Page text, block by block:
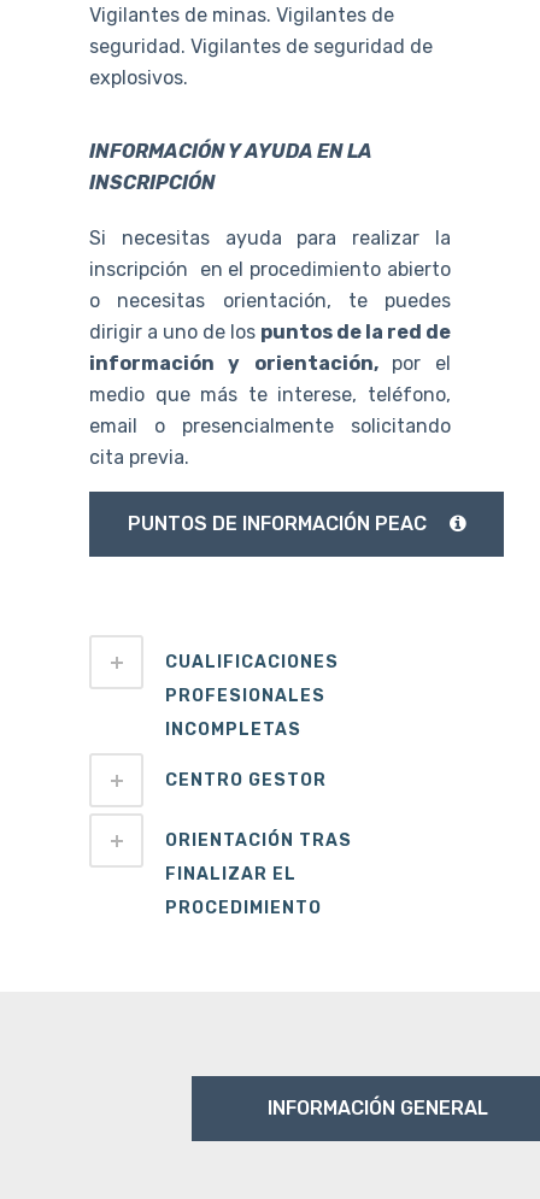
Vigilantes de minas. Vigilantes de
seguridad. Vigilantes de seguridad de
explosivos.
INFORMACIÓN Y AYUDA EN LA
INSCRIPCIÓN
Si necesitas ayuda para realizar la
inscripción en el procedimiento abierto
o necesitas orientación, te puedes
dirigir a uno de los puntos de la red de
información y orientación, por el
medio que más te interese, teléfono,
email o presencialmente solicitando
cita previa.
PUNTOS DE INFORMACIÓN PEAC
CUALIFICACIONES
PROFESIONALES
INCOMPLETAS
CENTRO GESTOR
ORIENTACIÓN TRAS
FINALIZAR EL
PROCEDIMIENTO
INFORMACIÓN GENERAL